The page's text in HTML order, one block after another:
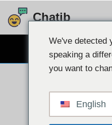
Siirry
Chatib
ILMAINEN
We've detected
speaking a
you want to
English